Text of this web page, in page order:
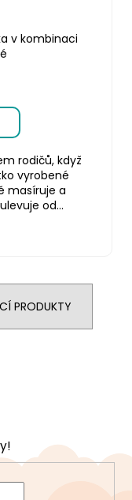
v kombinaci
rodičů, když
vyrobené
masíruje a
od...
PRODUKTY